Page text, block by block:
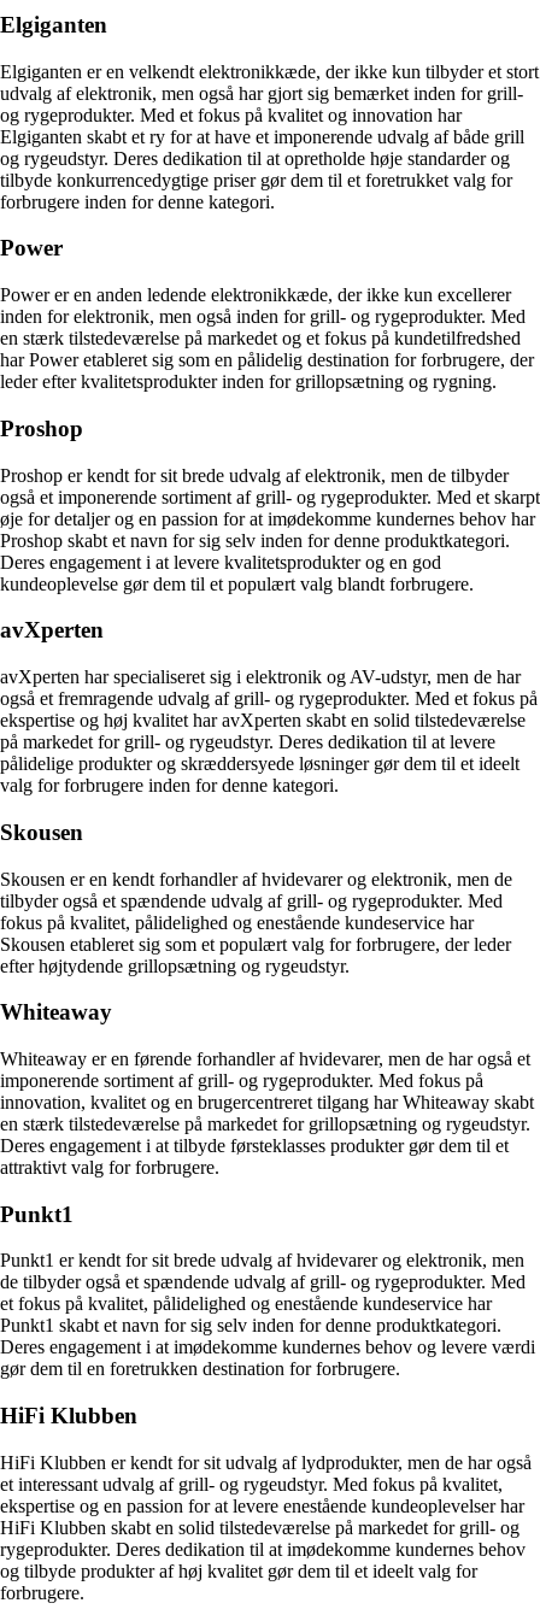
Elgiganten
Elgiganten er en velkendt elektronikkæde, der ikke kun tilbyder et stort
udvalg af elektronik, men også har gjort sig bemærket inden for grill-
og rygeprodukter. Med et fokus på kvalitet og innovation har
Elgiganten skabt et ry for at have et imponerende udvalg af både grill
og rygeudstyr. Deres dedikation til at opretholde høje standarder og
tilbyde konkurrencedygtige priser gør dem til et foretrukket valg for
forbrugere inden for denne kategori.
Power
Power er en anden ledende elektronikkæde, der ikke kun excellerer
inden for elektronik, men også inden for grill- og rygeprodukter. Med
en stærk tilstedeværelse på markedet og et fokus på kundetilfredshed
har Power etableret sig som en pålidelig destination for forbrugere, der
leder efter kvalitetsprodukter inden for grillopsætning og rygning.
Proshop
Proshop er kendt for sit brede udvalg af elektronik, men de tilbyder
også et imponerende sortiment af grill- og rygeprodukter. Med et skarpt
øje for detaljer og en passion for at imødekomme kundernes behov har
Proshop skabt et navn for sig selv inden for denne produktkategori.
Deres engagement i at levere kvalitetsprodukter og en god
kundeoplevelse gør dem til et populært valg blandt forbrugere.
avXperten
avXperten har specialiseret sig i elektronik og AV-udstyr, men de har
også et fremragende udvalg af grill- og rygeprodukter. Med et fokus på
ekspertise og høj kvalitet har avXperten skabt en solid tilstedeværelse
på markedet for grill- og rygeudstyr. Deres dedikation til at levere
pålidelige produkter og skræddersyede løsninger gør dem til et ideelt
valg for forbrugere inden for denne kategori.
Skousen
Skousen er en kendt forhandler af hvidevarer og elektronik, men de
tilbyder også et spændende udvalg af grill- og rygeprodukter. Med
fokus på kvalitet, pålidelighed og enestående kundeservice har
Skousen etableret sig som et populært valg for forbrugere, der leder
efter højtydende grillopsætning og rygeudstyr.
Whiteaway
Whiteaway er en førende forhandler af hvidevarer, men de har også et
imponerende sortiment af grill- og rygeprodukter. Med fokus på
innovation, kvalitet og en brugercentreret tilgang har Whiteaway skabt
en stærk tilstedeværelse på markedet for grillopsætning og rygeudstyr.
Deres engagement i at tilbyde førsteklasses produkter gør dem til et
attraktivt valg for forbrugere.
Punkt1
Punkt1 er kendt for sit brede udvalg af hvidevarer og elektronik, men
de tilbyder også et spændende udvalg af grill- og rygeprodukter. Med
et fokus på kvalitet, pålidelighed og enestående kundeservice har
Punkt1 skabt et navn for sig selv inden for denne produktkategori.
Deres engagement i at imødekomme kundernes behov og levere værdi
gør dem til en foretrukken destination for forbrugere.
HiFi Klubben
HiFi Klubben er kendt for sit udvalg af lydprodukter, men de har også
et interessant udvalg af grill- og rygeudstyr. Med fokus på kvalitet,
ekspertise og en passion for at levere enestående kundeoplevelser har
HiFi Klubben skabt en solid tilstedeværelse på markedet for grill- og
rygeprodukter. Deres dedikation til at imødekomme kundernes behov
og tilbyde produkter af høj kvalitet gør dem til et ideelt valg for
forbrugere.